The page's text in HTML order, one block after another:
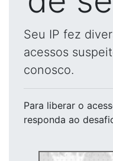
Seu IP fez
acessos
conosco.
Para liberar o
responda ao